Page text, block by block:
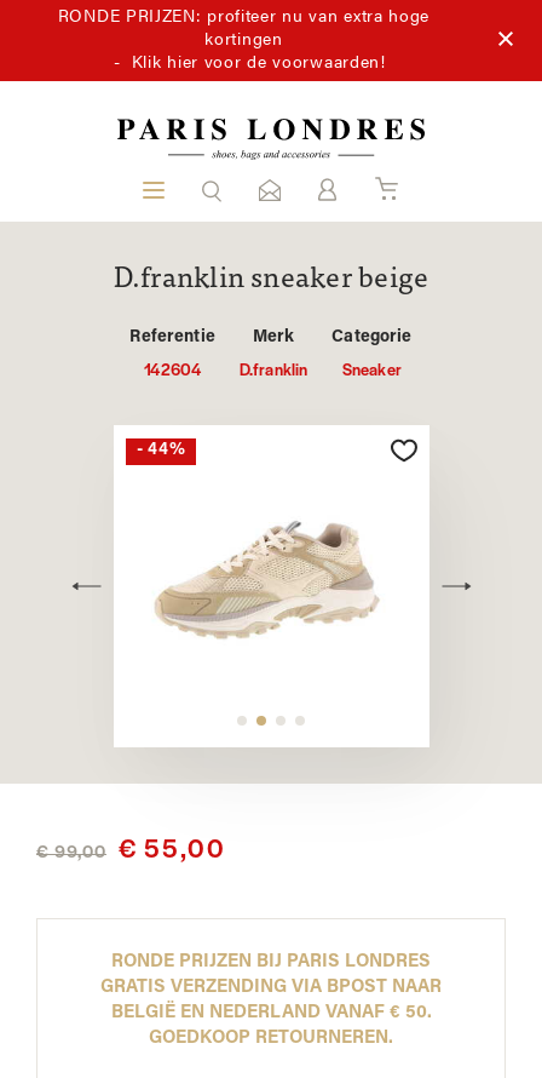
RONDE PRIJZEN: profiteer nu van extra hoge
kortingen
- Klik hier voor de voorwaarden!
D.franklin sneaker beige
Referentie
142604
Merk
D.franklin
Categorie
Sneaker
- 44%
€ 99,00 € 55,00
RONDE PRIJZEN BIJ PARIS LONDRES
GRATIS VERZENDING VIA BPOST NAAR
BELGIË EN NEDERLAND VANAF € 50.
GOEDKOOP RETOURNEREN.